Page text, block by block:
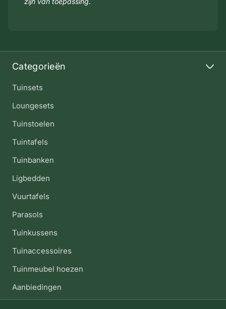
Categorieën
Tuinsets
Loungesets
Tuinstoelen
Tuintafels
Tuinbanken
Ligbedden
Vuurtafels
Parasols
Tuinkussens
Tuinaccessoires
Tuinmeubel hoezen
Aanbiedingen